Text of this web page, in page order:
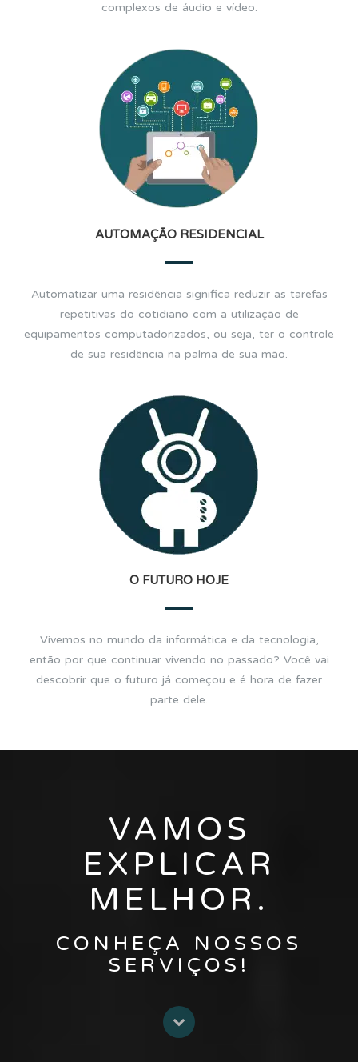
complexos de áudio e vídeo.
AUTOMAÇÃO RESIDENCIAL
Automatizar uma residência significa reduzir as tarefas
repetitivas do cotidiano com a utilização de
equipamentos computadorizados, ou seja, ter o controle
de sua residência na palma de sua mão.
O FUTURO HOJE
Vivemos no mundo da informática e da tecnologia,
então por que continuar vivendo no passado? Você vai
descobrir que o futuro já começou e é hora de fazer
parte dele.
VAMOS
EXPLICAR
MELHOR.
CONHEÇA NOSSOS
SERVIÇOS!